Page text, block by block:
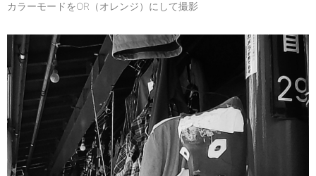
カラーモードをOR（オレンジ）にして撮影